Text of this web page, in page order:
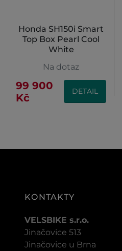
Honda SH150i Smart
Top Box Pearl Cool
White
Na dotaz
99 900
Kč
DETAIL
KONTAKTY
VELSBIKE s.r.o.
Jinačovice 513
Jinačovice u Brna